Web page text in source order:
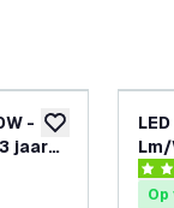
toevoegen aan
-
jaar
4